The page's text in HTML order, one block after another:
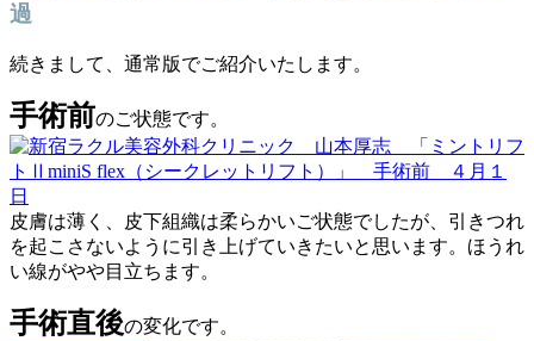
過
続きまして、通常版でご紹介いたします。
手術前のご状態です。
皮膚は薄く、皮下組織は柔らかいご状態でしたが、引きつれ
を起こさないように引き上げていきたいと思います。ほうれ
い線がやや目立ちます。
手術直後の変化です。